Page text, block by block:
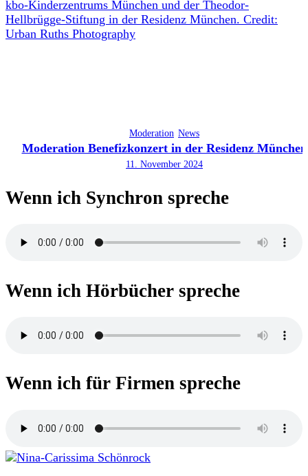
Moderation News
Moderation Benefizkonzert in der Residenz München
11. November 2024
Wenn ich Synchron spreche
Wenn ich Hörbücher spreche
Wenn ich für Firmen spreche